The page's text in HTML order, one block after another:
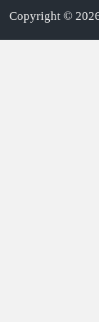
Copyright ©